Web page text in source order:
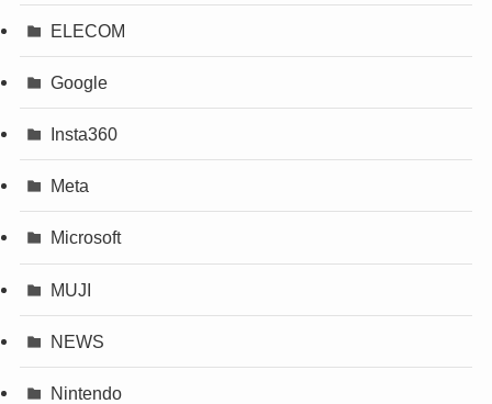
ELECOM
Google
Insta360
Meta
Microsoft
MUJI
NEWS
Nintendo